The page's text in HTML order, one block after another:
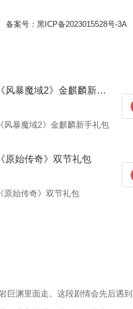
备案号：黑ICP备2023015528号-3A
《风暴魔域2》金麒麟新手礼包
《风暴魔域2》金麒麟新手礼包
《原始传奇》双节礼包
《原始传奇》双节礼包
巨渊里面走。这段剧情会先后遇